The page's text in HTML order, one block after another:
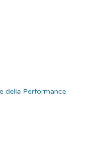
della Performance